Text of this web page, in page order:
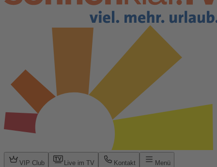
VIP Club Live im TV Kontakt Menü